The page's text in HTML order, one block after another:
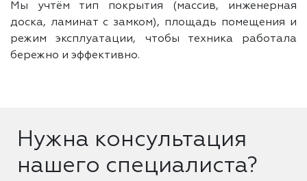
Мы учтём тип покрытия (массив, инженерная
доска, ламинат с замком), площадь помещения и
режим эксплуатации, чтобы техника работала
бережно и эффективно.
Нужна консультация
нашего специалиста?